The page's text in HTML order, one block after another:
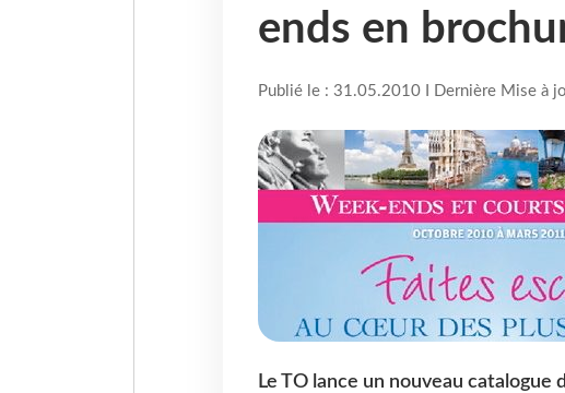
ends en
Publié le : 31.05.2010 I Dernière Mise à
Le TO lance un nouveau